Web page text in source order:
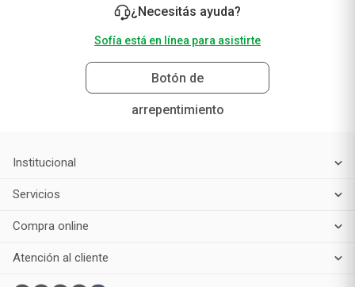
¿Necesitás ayuda?
Sofía está en línea para asistirte
Botón de
arrepentimiento
Institucional
Servicios
Compra online
Atención al cliente